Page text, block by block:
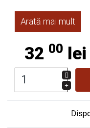
Arată mai mult
32 00 lei